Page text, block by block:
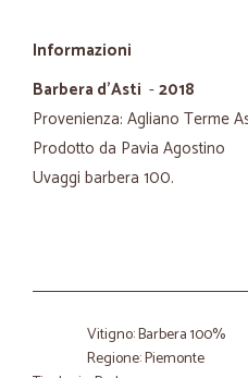
Informazioni
Barbera d'Asti -2018
Provenienza: Agliano Terme
Prodotto da Pavia Agostino
Uvaggi barbera 100.
Vitigno: Barbera 100%
Regione: Piemonte